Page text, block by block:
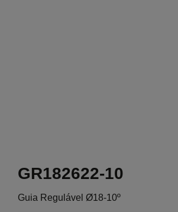
GR182622-10
Guia Regulável Ø18-10º